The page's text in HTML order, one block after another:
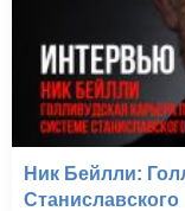
Ник Бейлли:
Станиславского